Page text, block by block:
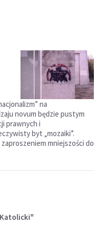
na
novum będzie pustym
prawnych i
byt „mozaiki”.
mniejszości do